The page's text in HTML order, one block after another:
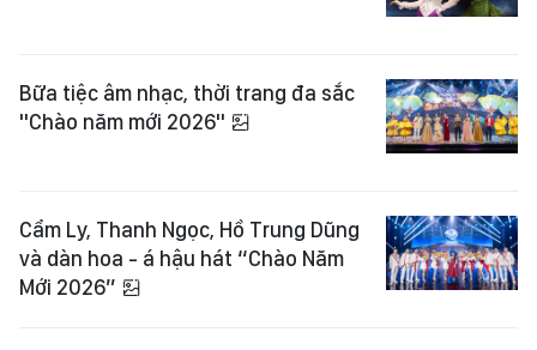
Bữa tiệc âm nhạc, thời trang đa sắc
"Chào năm mới 2026"
Cẩm Ly, Thanh Ngọc, Hồ Trung Dũng
và dàn hoa - á hậu hát “Chào Năm
Mới 2026”